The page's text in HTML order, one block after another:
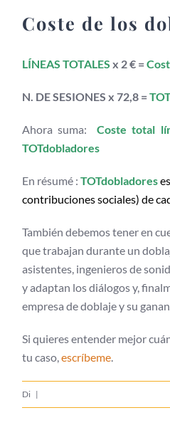
Coste de los
LÍNEAS TOTALES x 2 € =
N. DE SESIONES x 72,8 =
Ahora suma:
Coste total
TOTdobladores
En résumé :TOTdobladores
contribuciones sociales) de
También debemos tener en
que trabajan durante un
asistentes, ingenieros de
y adaptan los diálogos y,
empresa de doblaje y su
Si quieres entender mejor
tu caso,escríbeme.
Di |